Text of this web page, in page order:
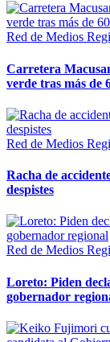
Red de Medios
Carretera
verde tras más de
Red de Medios
Racha de
despistes
Red de Medios
Loreto: Piden
gobernador